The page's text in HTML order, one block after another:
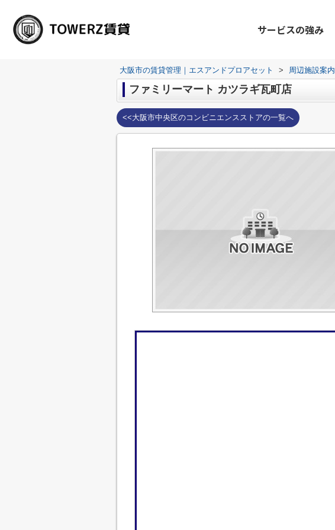
サービスの強み
大阪市の賃貸管理｜エスアンドプロアセット > 周辺施設案内
ファミリーマート カツラギ瓦町店
<<大阪市中央区のコンビニエンスストアの一覧へ